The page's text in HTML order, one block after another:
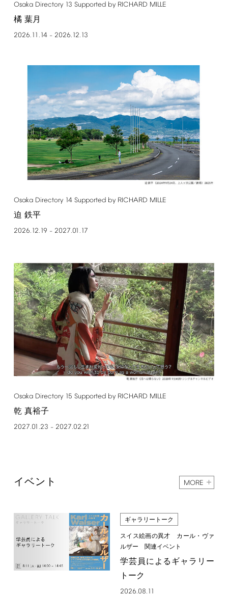
Osaka Directory 13 Supported by RICHARD MILLE
橘 葉月
2026.11.14– 2026.12.13
Osaka Directory 14 Supported by RICHARD MILLE
迫 鉄平
2026.12.19 – 2027.01.17
Osaka Directory 15 Supported by RICHARD MILLE
乾 真裕子
2027.01.23 – 2027.02.21
イベント MORE
ギャラリートーク
スイス絵画の異才 カール・ヴァ
ルザー 関連イベント
学芸員によるギャラリー
トーク
2026.08.11